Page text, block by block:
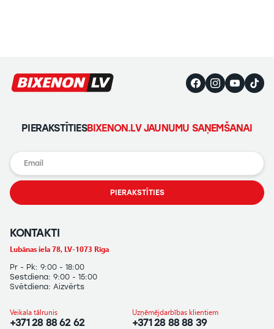
PIERAKSTĪTIESBIXENON.LV JAUNUMU SAŅEMŠANAI
PIERAKSTĪTIES
KONTAKTI
Lubānas iela 78, LV-1073 Rīga
Pr - Pk: 9:00 - 18:00
Sestdiena: 9:00 - 15:00
Svētdiena: Aizvērts
Veikala tālrunis
+371 28 88 62 62
Uzņēmējdarbības klientiem
+371 28 88 88 39